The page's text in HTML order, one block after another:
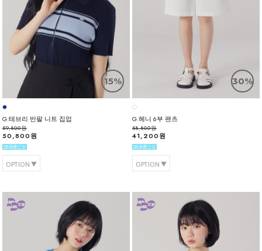
15%
G.테브리 반팔 니트 집업
59,800원
50,800원
OPTION
30%
G.헤니 6부 팬츠
58,800원
41,200원
OPTION